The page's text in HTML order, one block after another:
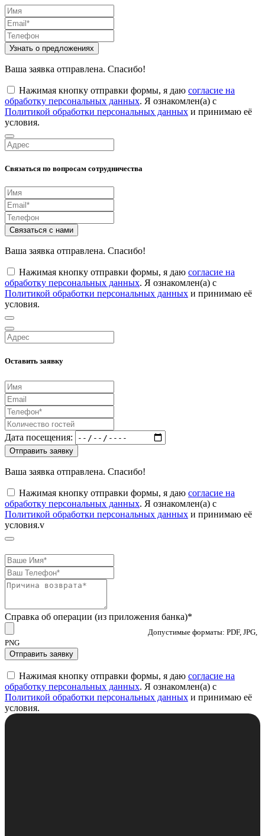
Узнать о предложениях
Ваша заявка отправлена. Спасибо!
Нажимая кнопку отправки формы, я даю согласие на
обработку персональных данных. Я ознакомлен(а) с
Политикой обработки персональных данных и принимаю её
условия.
Связаться по вопросам сотрудничества
Связаться с нами
Ваша заявка отправлена. Спасибо!
Нажимая кнопку отправки формы, я даю согласие на
обработку персональных данных. Я ознакомлен(а) с
Политикой обработки персональных данных и принимаю её
условия.
Оставить заявку
Дата посещения:
Отправить заявку
Ваша заявка отправлена. Спасибо!
Нажимая кнопку отправки формы, я даю согласие на
обработку персональных данных. Я ознакомлен(а) с
Политикой обработки персональных данных и принимаю её
условия.v
Справка об операции (из приложения банка)*
Допустимые форматы: PDF, JPG,
PNG
Отправить заявку
Нажимая кнопку отправки формы, я даю согласие на
обработку персональных данных. Я ознакомлен(а) с
Политикой обработки персональных данных и принимаю её
условия.